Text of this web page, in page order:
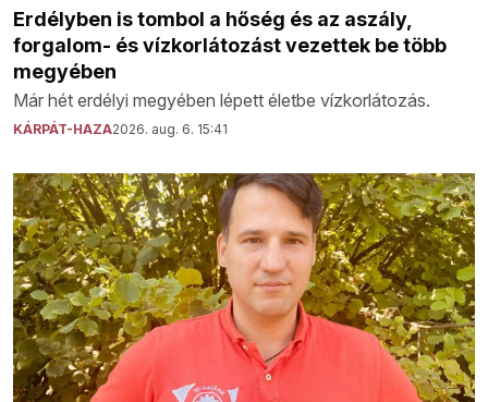
Erdélyben is tombol a hőség és az aszály,
forgalom- és vízkorlátozást vezettek be több
megyében
Már hét erdélyi megyében lépett életbe vízkorlátozás.
KÁRPÁT-HAZA2026. aug. 6. 15:41